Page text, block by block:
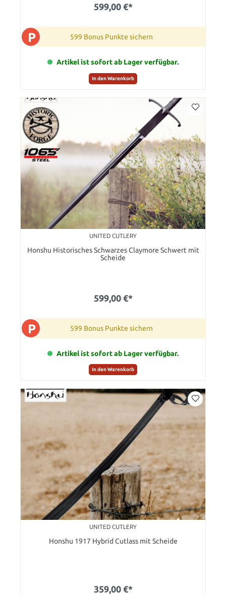
599,00 €*
P 599 Bonus Punkte sichern
Artikel ist sofort ab Lager verfügbar.
In den Warenkorb
UNITED CUTLERY
Honshu Historisches Schwarzes Claymore Schwert mit
Scheide
599,00 €*
P 599 Bonus Punkte sichern
Artikel ist sofort ab Lager verfügbar.
In den Warenkorb
UNITED CUTLERY
Honshu 1917 Hybrid Cutlass mit Scheide
359,00 €*